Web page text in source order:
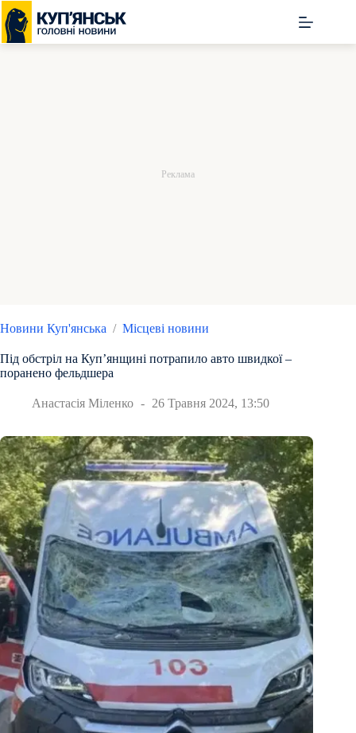
Перейти
до
вмісту
Новини Куп'янська / Місцеві новини
Під обстріл на Купʼянщині потрапило авто швидкої –
поранено фельдшера
Анастасія Міленко 26 Травня 2024, 13:50